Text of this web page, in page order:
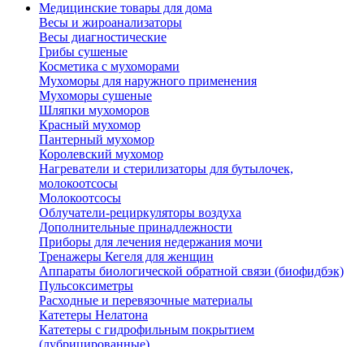
Медицинские товары для дома
Весы и жироанализаторы
Весы диагностические
Грибы сушеные
Косметика с мухоморами
Мухоморы для наружного применения
Мухоморы сушеные
Шляпки мухоморов
Красный мухомор
Пантерный мухомор
Королевский мухомор
Нагреватели и стерилизаторы для бутылочек,
молокоотсосы
Молокоотсосы
Облучатели-рециркуляторы воздуха
Дополнительные принадлежности
Приборы для лечения недержания мочи
Тренажеры Кегеля для женщин
Аппараты биологической обратной связи (биофидбэк)
Пульсоксиметры
Расходные и перевязочные материалы
Катетеры Нелатона
Катетеры с гидрофильным покрытием
(лубрицированные)